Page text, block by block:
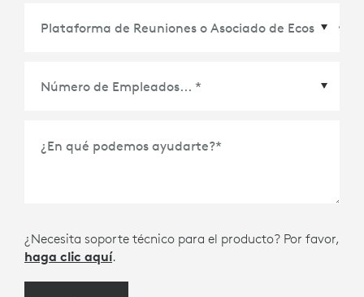
Plataforma de Reuniones o Asociado de
Ecosistema
¿En qué podemos ayudarte?*
¿Necesita soporte técnico para el producto? Por favor,
haga clic aquí.